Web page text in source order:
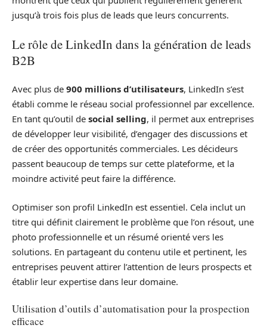
jusqu’à trois fois plus de leads que leurs concurrents.
Le rôle de LinkedIn dans la génération de leads
B2B
Avec plus de 900 millions d’utilisateurs, LinkedIn s’est
établi comme le réseau social professionnel par excellence.
En tant qu’outil de social selling, il permet aux entreprises
de développer leur visibilité, d’engager des discussions et
de créer des opportunités commerciales. Les décideurs
passent beaucoup de temps sur cette plateforme, et la
moindre activité peut faire la différence.
Optimiser son profil LinkedIn est essentiel. Cela inclut un
titre qui définit clairement le problème que l’on résout, une
photo professionnelle et un résumé orienté vers les
solutions. En partageant du contenu utile et pertinent, les
entreprises peuvent attirer l’attention de leurs prospects et
établir leur expertise dans leur domaine.
Utilisation d’outils d’automatisation pour la prospection
efficace